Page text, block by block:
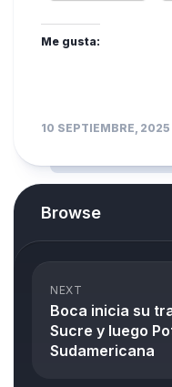
Me gusta:
10 SEPTIEMBRE, 2025
Browse
NEXT
Boca inicia su
Sucre y luego
Sudamericana